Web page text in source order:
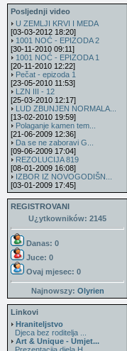
Posljednji video
U ZEMLJI KRVI I MEDA
[03-03-2012 18:20]
1001 NOĆ - EPIZODA 2
[30-11-2010 09:11]
1001 NOĆ - EPIZODA 1
[20-11-2010 12:22]
Pečat - epizoda 1
[23-05-2010 11:53]
LZN III - 12
[25-03-2010 12:17]
LUD ZBUNJEN NORMALA...
[13-02-2010 19:59]
Polaganje kamen tem...
[21-06-2009 12:36]
Da se ne zaboravi G...
[09-06-2009 17:04]
REZOLUCIJA 819
[08-01-2009 16:08]
IZBOR IZ NOVOGODIŠN...
[03-01-2009 17:45]
REGISTROVANI
U¿ytkowników: 2145
Danas: 0
Juce: 0
Ovaj mjesec: 0
Najnowszy: Olyrien
Linkovi
Hraniteljstvo
Djeca bez roditelja ...
Art & Unique - Umjet...